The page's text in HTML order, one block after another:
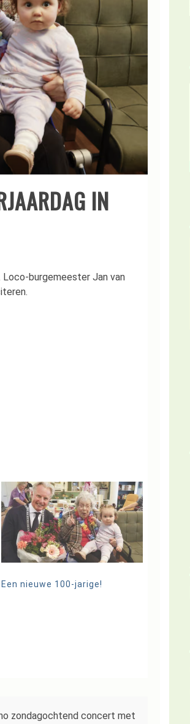
IN
burgemeester Jan van
Een nieuwe 100-jarige!
zondagochtend concert met